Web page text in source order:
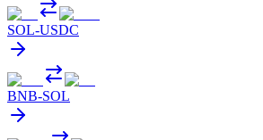
SOL-USDC
BNB-SOL